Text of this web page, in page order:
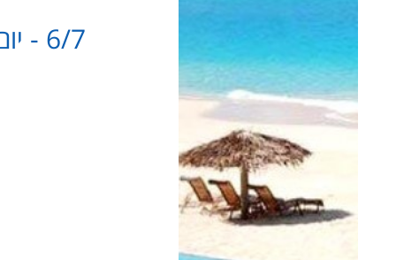
6/7 - יום ב' - אתונה לקסילוקסטרו